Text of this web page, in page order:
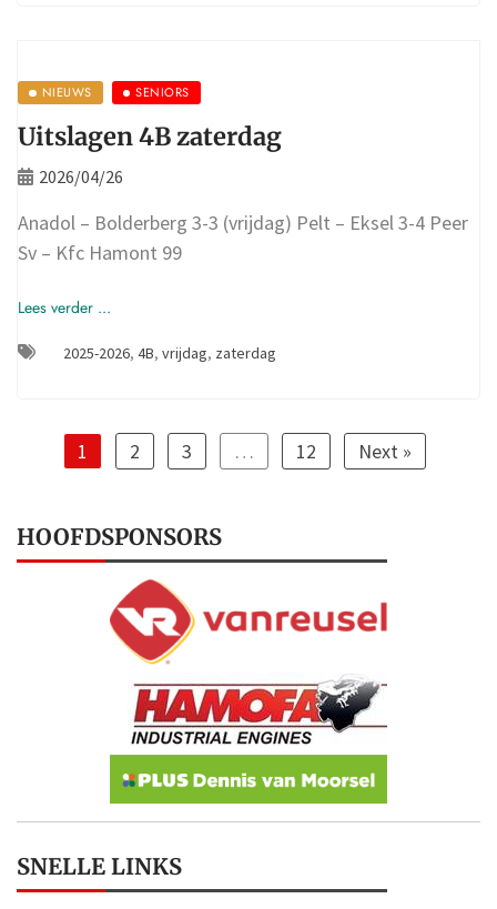
NIEUWS SENIORS
Uitslagen 4B zaterdag
2026/04/26
Anadol – Bolderberg 3-3 (vrijdag) Pelt – Eksel 3-4 Peer
Sv – Kfc Hamont 99
Lees verder ...
2025-2026, 4B, vrijdag, zaterdag
1 2 3 … 12 Next »
HOOFDSPONSORS
SNELLE LINKS